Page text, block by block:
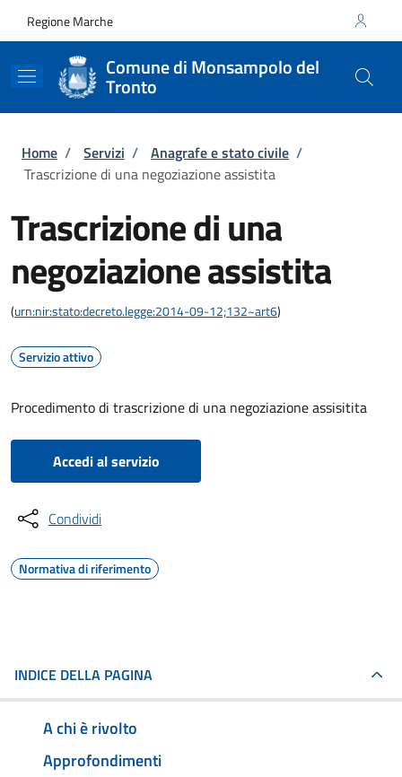
Regione Marche
Comune di Monsampolo del
Tronto
Briciole di pane
Home / Servizi / Anagrafe e stato civile /
Trascrizione di una negoziazione assistita
Trascrizione di una
negoziazione assistita
(urn:nir:stato:decreto.legge:2014-09-12;132~art6)
Servizio attivo
Procedimento di trascrizione di una negoziazione assisitita
Accedi al servizio
Condividi
Normativa di riferimento
INDICE DELLA PAGINA
A chi è rivolto
Approfondimenti